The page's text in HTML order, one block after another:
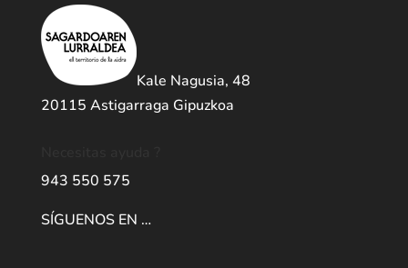
Kale Nagusia, 48
20115 Astigarraga Gipuzkoa
943 550 575
SÍGUENOS EN …